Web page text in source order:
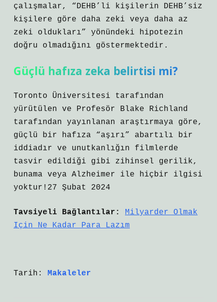
çalışmalar, “DEHB’li kişilerin DEHB’siz
kişilere göre daha zeki veya daha az
zeki oldukları” yönündeki hipotezin
doğru olmadığını göstermektedir.
Güçlü hafıza zeka belirtisi mi?
Toronto Üniversitesi tarafından
yürütülen ve Profesör Blake Richland
tarafından yayınlanan araştırmaya göre,
güçlü bir hafıza “aşırı” abartılı bir
iddiadır ve unutkanlığın filmlerde
tasvir edildiği gibi zihinsel gerilik,
bunama veya Alzheimer ile hiçbir ilgisi
yoktur!27 Şubat 2024
Tavsiyeli Bağlantılar:
Milyarder Olmak
Için Ne Kadar Para Lazım
Tarih: Makaleler